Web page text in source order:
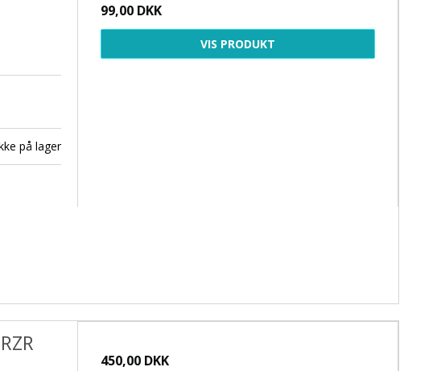
på lager
99,00 DKK
VIS PRODUKT
450,00 DKK